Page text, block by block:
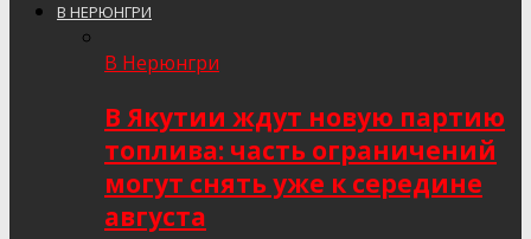
В НЕРЮНГРИ
В Нерюнгри
В Якутии ждут новую партию
топлива: часть ограничений
могут снять уже к середине
августа